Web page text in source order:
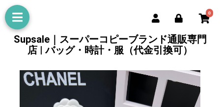
0
Supsale｜スーパーコピーブランド通販専門
店 | バッグ・時計・服（代金引換可）